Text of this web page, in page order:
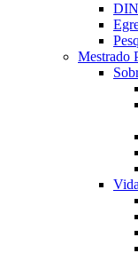
Mestrado